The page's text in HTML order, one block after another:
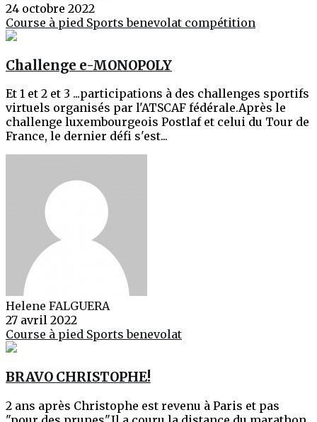
24 octobre 2022
Course à pied Sportsbenevolat compétition
Challenge e-MONOPOLY
Et 1 et 2 et 3 ...participations à des challenges sportifs
virtuels organisés par l'ATSCAF fédérale.Après le
challenge luxembourgeois Postlaf et celui du Tour de
France, le dernier défi s'est...
Helene FALGUERA
27 avril 2022
Course à pied Sportsbenevolat
BRAVO CHRISTOPHE!
2 ans après Christophe est revenu à Paris et pas